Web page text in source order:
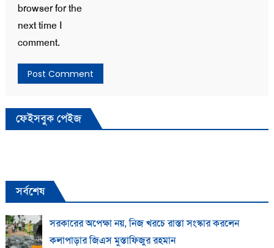
browser for the
next time I
comment.
ফেইসবুক পেইজ
সর্বশেষ
সরকারের অপেক্ষা নয়, নিজ খরচে রাস্তা সংস্কার করলেন
কলাপাড়ার জিএস মুস্তাফিজুর রহমান